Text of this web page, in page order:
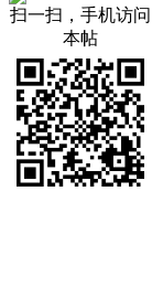
扫一扫，手机访问
本帖